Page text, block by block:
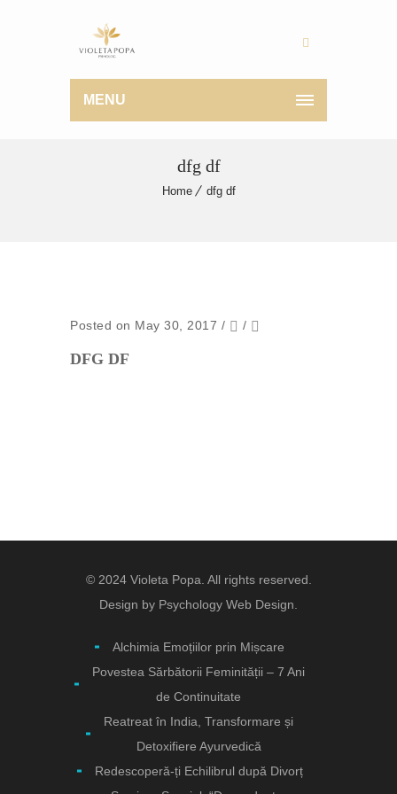
MENU
dfg df
Home dfg df
Posted on May 30, 2017 / /
DFG DF
© 2024 Violeta Popa. All rights reserved.
Design by Psychology Web Design.
Alchimia Emoțiilor prin Mișcare
Povestea Sărbătorii Feminității – 7 Ani
de Continuitate
Reatreat în India, Transformare și
Detoxifiere Ayurvedică
Redescoperă-ți Echilibrul după Divorț